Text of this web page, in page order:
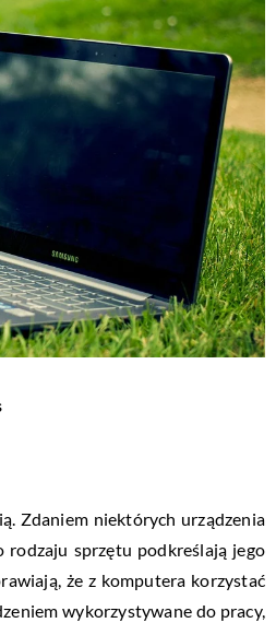
Zdaniem niektórych urządzenia
rodzaju sprzętu podkreślają jego
że z komputera korzystać
wykorzystywane do pracy,